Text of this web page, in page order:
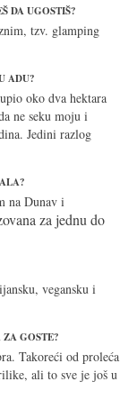
DA UGOSTIŠ?
tzv. glamping
ADU?
oko dva hektara
ne seku moju i
Jedini razlog
na Dunav i
za jednu do
vegansku i
GOSTE?
Takoreći od proleća
ali to sve je još u